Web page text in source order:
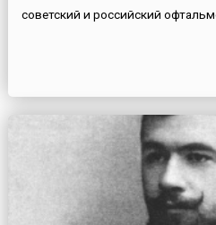
советский и российский